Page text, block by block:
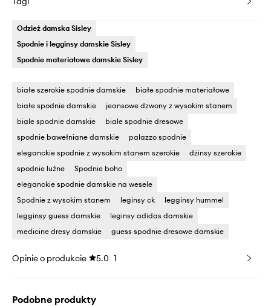
Odzież damska Sisley
Spodnie i legginsy damskie Sisley
Spodnie materiałowe damskie Sisley
białe szerokie spodnie damskie
białe spodnie materiałowe
białe spodnie damskie
jeansowe dzwony z wysokim stanem
biale spodnie damskie
biale spodnie dresowe
spodnie bawełniane damskie
palazzo spodnie
eleganckie spodnie z wysokim stanem szerokie
dżinsy szerokie
spodnie luźne
Spodnie boho
eleganckie spodnie damskie na wesele
Spodnie z wysokim stanem
leginsy ck
legginsy hummel
legginsy guess damskie
leginsy adidas damskie
medicine dresy damskie
guess spodnie dresowe damskie
Opinie o produkcie 5.0 1
Podobne produkty